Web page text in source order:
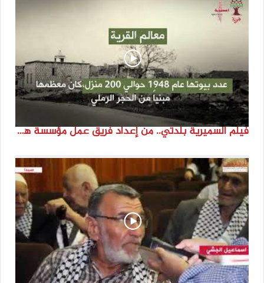
فيلم السميرية بلدتي.. من إعداد فريق عمل مؤسسة هوية